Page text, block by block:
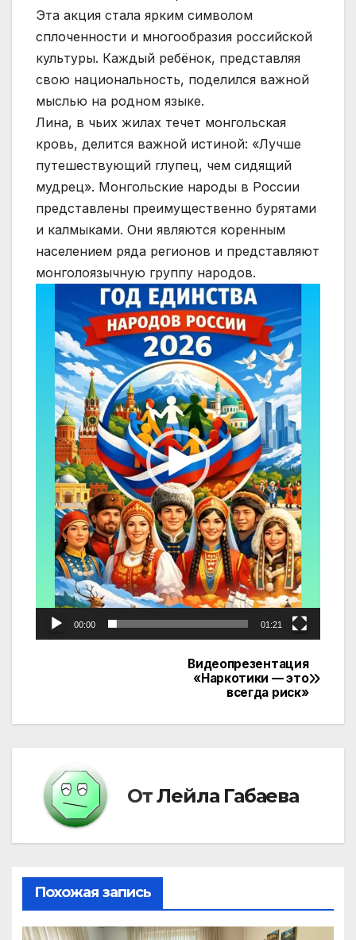
Эта акция стала ярким символом
сплоченности и многообразия российской
культуры. Каждый ребёнок, представляя
свою национальность, поделился важной
мыслью на родном языке.
Лина, в чьих жилах течет монгольская
кровь, делится важной истиной: «Лучше
путешествующий глупец, чем сидящий
мудрец». Монгольские народы в России
представлены преимущественно бурятами
и калмыками. Они являются коренным
населением ряда регионов и представляют
монголоязычную группу народов.
Видеоплеер
00:00 01:21
Видеопрезентация
«Наркотики — это
всегда риск»
ОтЛейла Габаева
Похожая запись